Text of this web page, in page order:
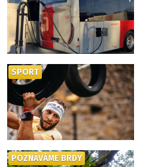
SPORT
POZNÁVÁME BRDY